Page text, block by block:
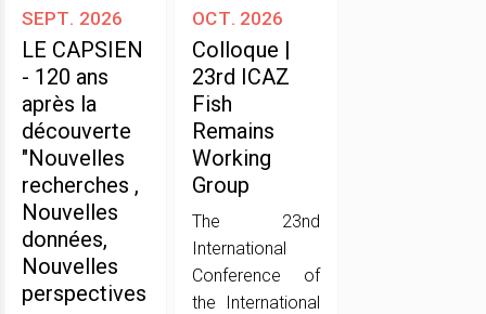
sept. 2026
LE CAPSIEN
- 120 ans
après la
découverte
"Nouvelles
recherches ,
Nouvelles
données,
Nouvelles
perspectives
oct. 2026
Colloque |
23rd ICAZ
Fish
Remains
Working
Group
The 23nd
International
Conference of
the International